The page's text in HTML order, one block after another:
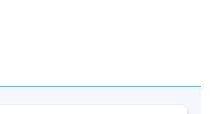
貨幣的選擇策略與風險管理。
投資